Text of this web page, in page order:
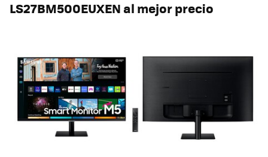
LS27BM500EUXEN al mejor precio